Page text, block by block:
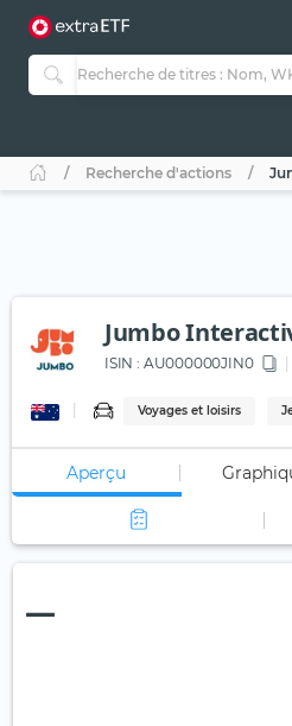
Recherche d'actions
Jumbo
ISIN : AU000000JIN0
Voyages et loisirs
Aperçu
—